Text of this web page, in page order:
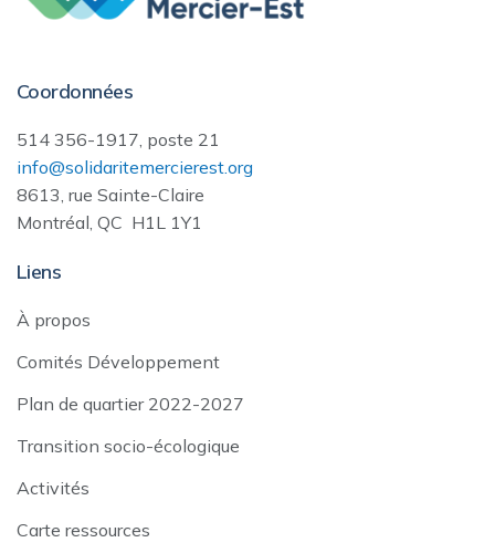
Coordonnées
514 356-1917, poste 21
info@solidaritemercierest.org
8613, rue Sainte-Claire
Montréal, QC H1L 1Y1
Liens
À propos
Comités Développement
Plan de quartier 2022-2027
Transition socio-écologique
Activités
Carte ressources